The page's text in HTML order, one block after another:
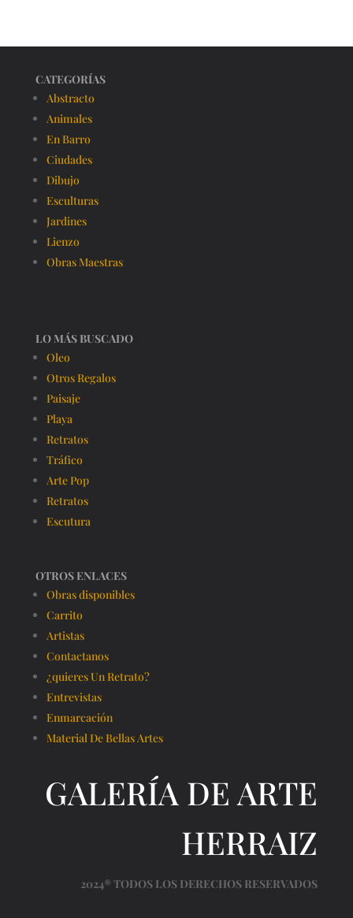
CATEGORÍAS
Abstracto
Animales
En Barro
Ciudades
Dibujo
Esculturas
Jardines
Lienzo
Obras Maestras
LO MÁS BUSCADO
Oleo
Otros Regalos
Paisaje
Playa
Retratos
Tráfico
Arte Pop
Retratos
Escutura
OTROS ENLACES
Obras disponibles
Carrito
Artistas
Contactanos
¿quieres Un Retrato?
Entrevistas
Enmarcación
Material De Bellas Artes
GALERÍA DE ARTE
HERRAIZ
2024® TODOS LOS DERECHOS RESERVADOS